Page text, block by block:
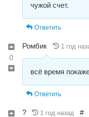
чужой счет.
Ответить
0
Ромбик 1 год
всё время
Ответить
? 1 год назад #